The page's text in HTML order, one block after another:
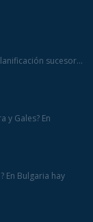
sucesor...
y Gales? En
En Bulgaria hay